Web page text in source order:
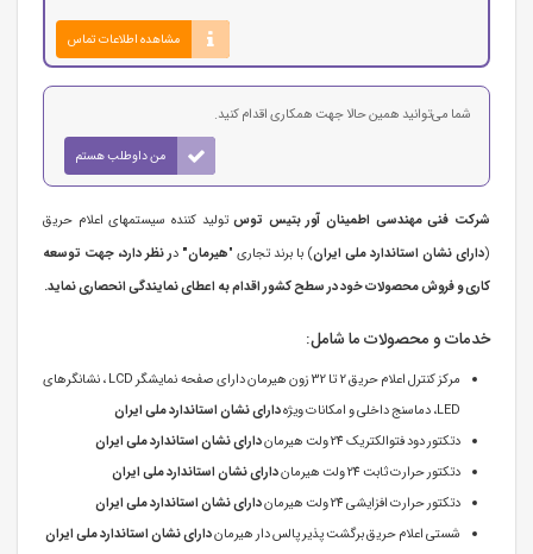
مشاهده اطلاعات تماس
شما می‌توانید همین حالا جهت همکاری اقدام کنید.
من داوطلب هستم
شرکت فنی مهندسی اطمینان آور بتیس توستولید کننده سیستمهای اعلام حریق
(دارای نشان استاندارد ملی ایران) با برند تجاری "هیرمان" در نظر دارد، جهت توسعه
کاری و فروش محصولات خود در سطح کشور اقدام به اعطای نمایندگی انحصاری نماید.
خدمات و محصولات ما شامل:
مرکز کنترل اعلام حریق 2 تا 32 زون هیرمان دارای صفحه نمایشگر LCD ، نشانگرهای
LED، دماسنج داخلی و امکانات ویژه
دارای نشان استاندارد ملی ایران
دتکتور دود فتوالکتریک 24 ولت هیرمان
دارای نشان استاندارد ملی ایران
دتکتور حرارت ثابت 24 ولت هیرمان
دارای نشان استاندارد ملی ایران
دتکتور حرارت افزایشی 24 ولت هیرمان
دارای نشان استاندارد ملی ایران
شستی اعلام حریق برگشت پذیر پالس دار هیرماندارای نشان استاندارد ملی ایران